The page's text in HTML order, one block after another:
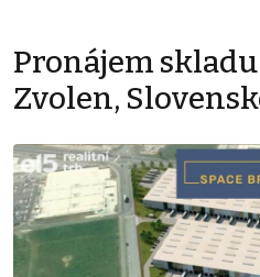
Pronájem skladu
Zvolen,